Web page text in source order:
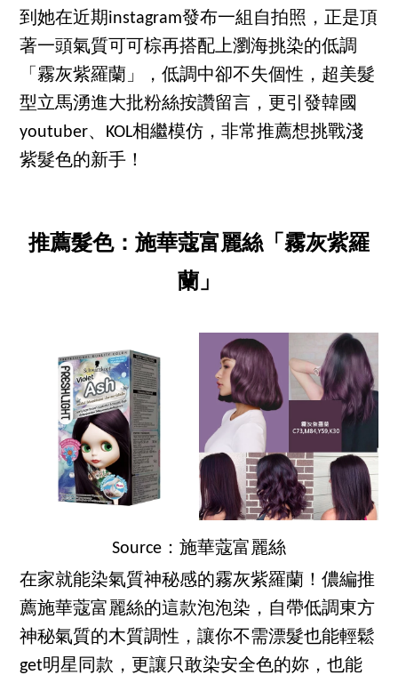
到她在近期instagram發布一組自拍照，正是頂
著一頭氣質可可棕再搭配上瀏海挑染的低調
「霧灰紫羅蘭」，低調中卻不失個性，超美髮
型立馬湧進大批粉絲按讚留言，更引發韓國
youtuber、KOL相繼模仿，非常推薦想挑戰淺
紫髮色的新手！
推薦髮色：施華蔻富麗絲「霧灰紫羅
蘭」
Source：施華蔻富麗絲
在家就能染氣質神秘感的霧灰紫羅蘭！儂編推
薦施華蔻富麗絲的這款泡泡染，自帶低調東方
神秘氣質的木質調性，讓你不需漂髮也能輕鬆
get明星同款，更讓只敢染安全色的妳，也能